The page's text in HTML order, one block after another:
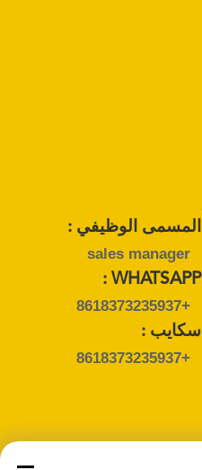
المسمى الوظيفي :
sales manager
WHATSAPP :
+8618373235937
سكايب :
+8618373235937